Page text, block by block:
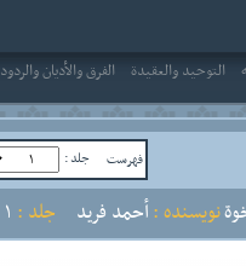
التوحيد والعقيدة الفرق والأديان والردود
فهرست جلد :
نویسنده :أحمد فريد جلد :